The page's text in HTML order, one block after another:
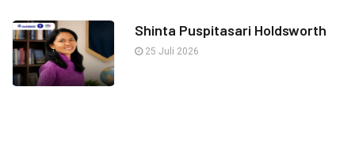
Shinta Puspitasari Holdsworth
25 Juli 2026